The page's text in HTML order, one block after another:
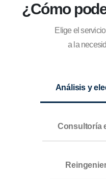
¿Cómo
Elige el
a la
Análisis y
Consultoría